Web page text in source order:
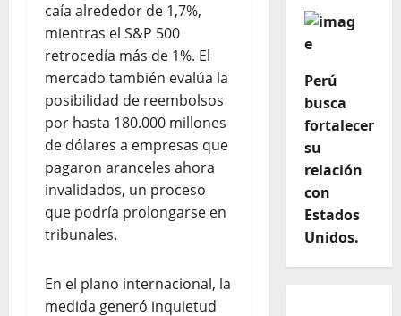
caía alrededor de 1,7%,
mientras el S&P 500
retrocedía más de 1%. El
mercado también evalúa la
posibilidad de reembolsos
por hasta 180.000 millones
de dólares a empresas que
pagaron aranceles ahora
invalidados, un proceso
que podría prolongarse en
tribunales.
En el plano internacional, la
medida generó inquietud
Perú
busca
fortalecer
su
relación
con
Estados
Unidos.